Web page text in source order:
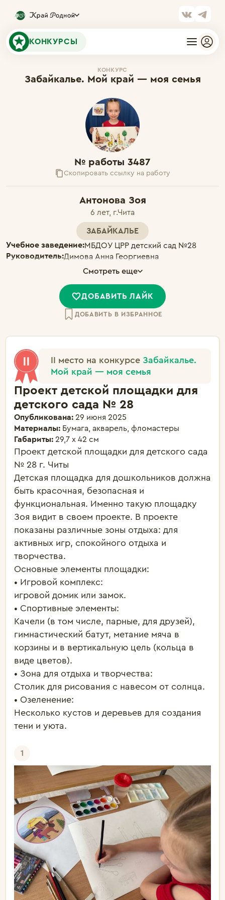
КОНКУРСЫ
КОНКУРС
Забайкалье. Мой край — моя семья
№ работы 3487
Скопировать ссылку на работу
Антонова Зоя
6 лет, г.Чита
ЗАБАЙКАЛЬЕ
Учебное заведение:МБДОУ ЦРР детский сад №28
Руководитель:Димова Анна Георгиевна
Смотреть еще
ДОБАВИТЬ ЛАЙК
ДОБАВИТЬ В ИЗБРАННОЕ
II место на конкурсе Забайкалье.
Мой край — моя семья
Проект детской площадки для
детского сада № 28
Опубликована: 29 июня 2025
Материалы: Бумага, акварель, фломастеры
Габариты: 29,7 x 42 см
Проект детской площадки для детского сада
№ 28 г. Читы
Детская площадка для дошкольников должна
быть красочная, безопасная и
функциональная. Именно такую площадку
Зоя видит в своем проекте. В проекте
показаны различные зоны отдыха: для
активных игр, спокойного отдыха и
творчества.
Основные элементы площадки:
• Игровой комплекс:
игровой домик или замок.
• Спортивные элементы:
Качели (в том числе, парные, для друзей),
гимнастический батут, метание мяча в
корзины и в вертикальную цель (кольца в
виде цветов).
• Зона для отдыха и творчества:
Столик для рисования с навесом от солнца.
• Озеленение:
Несколько кустов и деревьев для создания
тени и уюта.
1